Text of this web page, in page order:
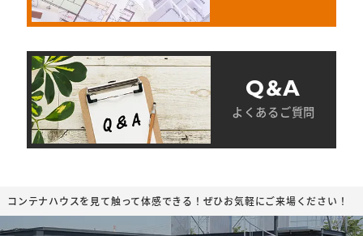
Q&A
よくあるご質問
コンテナハウスを見て触って体感できる！ぜひお気軽にご来場ください！